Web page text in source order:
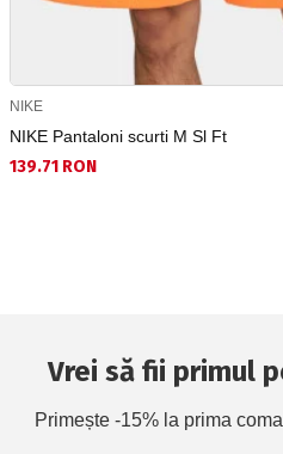
NIKE
NIKE Pantaloni scurti M Sl Ft
139.71 RON
Vrei să fii primul
Primește -15% la prima